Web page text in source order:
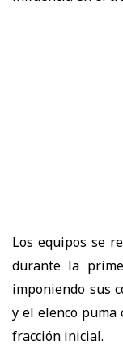
Los equipos se
durante la
imponiendo sus
y el elenco
fracción inicial.